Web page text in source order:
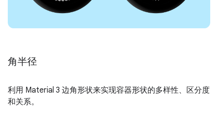
角半径
利用 Material 3 边角形状来实现容器形状的多样性、区分度
和关系。